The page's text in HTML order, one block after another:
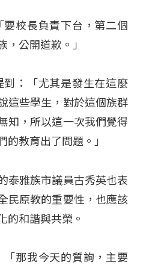
校長負責下台，第二個
，公開道歉。」
到：「尤其是發生在這麼
這些學生，對於這個族群
知，所以這一次我們覺得
的教育出了問題。」
泰雅族市議員古秀英也表
民原教的重要性，也應該
的和諧與共榮。
那我今天的質詢，主要